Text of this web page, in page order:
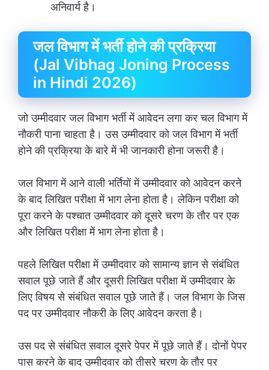
अनिवार्य है।
जल विभाग में भर्ती होने की प्रक्रिया
(Jal Vibhag Joning Process
in Hindi 2026)
जो उम्मीदवार जल विभाग भर्ती में आवेदन लगा कर चल विभाग में
नौकरी पाना चाहता है। उस उम्मीदवार को जल विभाग में भर्ती
होने की प्रक्रिया के बारे में भी जानकारी होना जरूरी है।
जल विभाग में आने वाली भर्तियों में उम्मीदवार को आवेदन करने
के बाद लिखित परीक्षा में भाग लेना होता है। लेकिन परीक्षा को
पूरा करने के पश्चात उम्मीदवार को दूसरे चरण के तौर पर एक
और लिखित परीक्षा में भाग लेना होता है।
पहले लिखित परीक्षा में उम्मीदवार को सामान्य ज्ञान से संबंधित
सवाल पूछे जाते हैं और दूसरी लिखित परीक्षा में उम्मीदवार के
लिए विषय से संबंधित सवाल पूछे जाते हैं। जल विभाग के जिस
पद पर उम्मीदवार नौकरी के लिए आवेदन करता है।
उस पद से संबंधित सवाल दूसरे पेपर में पूछे जाते हैं। दोनों पेपर
पास करने के बाद उम्मीदवार को तीसरे चरण के तौर पर